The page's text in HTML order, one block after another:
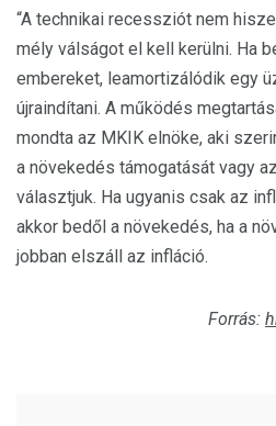
“A technikai recessziót nem
mély válságot el kell kerülni. Ha
embereket, leamortizálódik egy
újraindítani. A működés
mondta az MKIK elnöke, aki
a növekedés támogatását vagy
választjuk. Ha ugyanis csak az
akkor bedől a növekedés, ha a
jobban elszáll az infláció.
Forrás: